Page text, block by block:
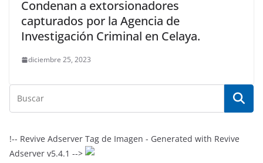
Condenan a extorsionadores
capturados por la Agencia de
Investigación Criminal en Celaya.
diciembre 25, 2023
!-- Revive Adserver Tag de Imagen - Generated with Revive
Adserver v5.4.1 -->